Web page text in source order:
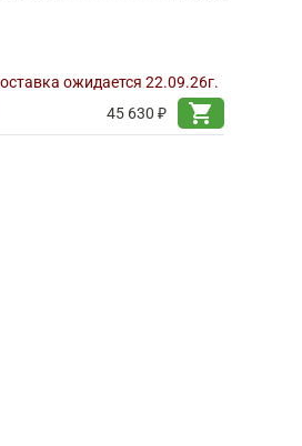
ожидается 22.09.26г.
45 630 ₽
shopping_cart